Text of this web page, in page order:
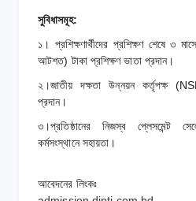
সুবিধাসমূহ:
১। প্রশিক্ষণার্থীদের প্রশিক্ষণ শেষে ৩
আটশত) টাকা প্রশিক্ষণ ভাতা প্রদান।
২।জাতীয় দক্ষতা উন্নয়ন কর্তৃপক্ষ
প্রদান।
৩।প্রতিষ্ঠানের নিজস্ব প্লেসমেন্ট
কর্মসংস্থানে সহায়তা।
আবেদনের লিংকঃ